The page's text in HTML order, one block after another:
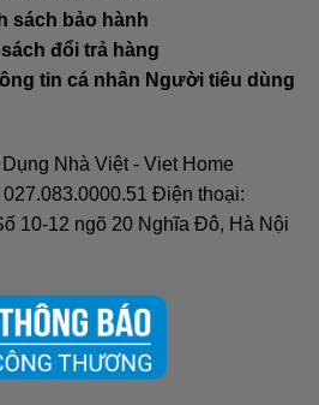
sách bảo hành
đổi trả hàng
tin cá nhân Người tiêu dùng
Nhà Việt - Viet Home
Điện thoại:
10-12 ngõ 20 Nghĩa Đô, Hà Nội